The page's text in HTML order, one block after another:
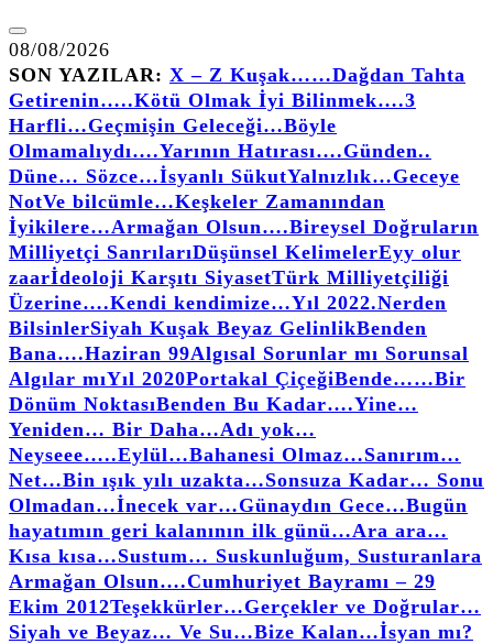
08/08/2026
SON YAZILAR: X – Z Kuşak……Dağdan Tahta
Getirenin…..Kötü Olmak İyi Bilinmek….3
Harfli…Geçmişin Geleceği…Böyle
Olmamalıydı….Yarının Hatırası….Günden..
Düne… Sözce…İsyanlı SükutYalnızlık…Geceye
NotVe bilcümle…Keşkeler Zamanından
İyikilere…Armağan Olsun….Bireysel Doğruların
Milliyetçi SanrılarıDüşünsel KelimelerEyy olur
zaarİdeoloji Karşıtı SiyasetTürk Milliyetçiliği
Üzerine….Kendi kendimize…Yıl 2022.Nerden
BilsinlerSiyah Kuşak Beyaz GelinlikBenden
Bana….Haziran 99Algısal Sorunlar mı Sorunsal
Algılar mıYıl 2020Portakal ÇiçeğiBende……Bir
Dönüm NoktasıBenden Bu Kadar….Yine…
Yeniden… Bir Daha…Adı yok…
Neyseee…..Eylül…Bahanesi Olmaz…Sanırım…
Net…Bin ışık yılı uzakta…Sonsuza Kadar… Sonu
Olmadan…İnecek var…Günaydın Gece…Bugün
hayatımın geri kalanının ilk günü…Ara ara…
Kısa kısa…Sustum… Suskunluğum, Susturanlara
Armağan Olsun….Cumhuriyet Bayramı – 29
Ekim 2012Teşekkürler…Gerçekler ve Doğrular…
Siyah ve Beyaz… Ve Su…Bize Kalan…İsyan mı?